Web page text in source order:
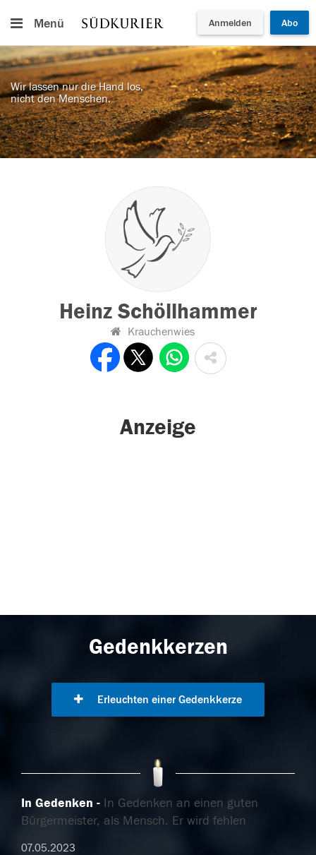
Menü Anmelden Abo
Wir lassen nur die Hand los,
nicht den Menschen.
Heinz Schöllhammer
Krauchenwies
Anzeige
Gedenkkerzen
Erleuchten einer Gedenkkerze
In Gedenken
In Gedenken an einen guten
Bürgermeister, als Mensch. Er wird fehlen
07.05.2023